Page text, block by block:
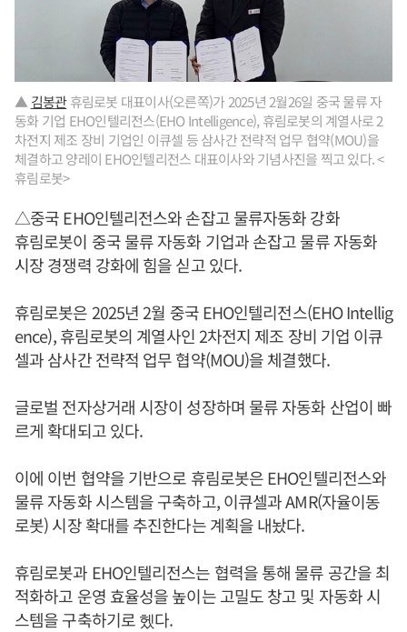
▲ 김봉관휴림로봇 대표이사(오른쪽)가 2025년 2월26일 중국 물류 자
동화 기업 EHO인텔리전스(EHO Intelligence), 휴림로봇의 계열사로 2
차전지 제조 장비 기업인 이큐셀 등 삼사간 전략적 업무 협약(MOU)을
체결하고 양레이 EHO인텔리전스 대표이사와 기념사진을 찍고 있다. <
휴림로봇>
△중국 EHO인텔리전스와 손잡고 물류자동화 강화
휴림로봇이 중국 물류 자동화 기업과 손잡고 물류 자동화
시장 경쟁력 강화에 힘을 싣고 있다.
휴림로봇은 2025년 2월 중국 EHO인텔리전스(EHO Intellig
ence), 휴림로봇의 계열사인 2차전지 제조 장비 기업 이큐
셀과 삼사간 전략적 업무 협약(MOU)을 체결했다.
글로벌 전자상거래 시장이 성장하며 물류 자동화 산업이 빠
르게 확대되고 있다.
이에 이번 협약을 기반으로 휴림로봇은 EHO인텔리전스와
물류 자동화 시스템을 구축하고, 이큐셀과 AMR(자율이동
로봇) 시장 확대를 추진한다는 계획을 내놨다.
휴림로봇과 EHO인텔리전스는 협력을 통해 물류 공간을 최
적화하고 운영 효율성을 높이는 고밀도 창고 및 자동화 시
스템을 구축하기로 헸다.